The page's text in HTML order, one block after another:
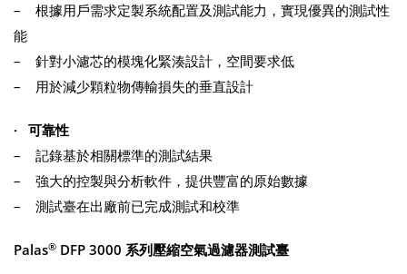
– 根據用戶需求定製系統配置及測試能力，實現優異的測試性
能
– 針對小濾芯的模塊化緊湊設計，空間要求低
– 用於減少顆粒物傳輸損失的垂直設計
· 可靠性
– 記錄基於相關標準的測試結果
– 強大的控製與分析軟件，提供豐富的原始數據
– 測試臺在出廠前已完成測試和校準
Palas® DFP 3000 系列壓縮空氣過濾器測試臺